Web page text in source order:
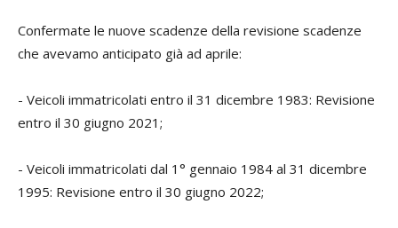
Confermate le nuove scadenze della revisione scadenze
che avevamo anticipato già ad aprile:
- Veicoli immatricolati entro il 31 dicembre 1983: Revisione
entro il 30 giugno 2021;
- Veicoli immatricolati dal 1° gennaio 1984 al 31 dicembre
1995: Revisione entro il 30 giugno 2022;